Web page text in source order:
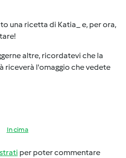
una ricetta di Katia_ e, per ora,
altre, ricordatevi che la
riceverà l'omaggio che vedete
In cima
per poter commentare